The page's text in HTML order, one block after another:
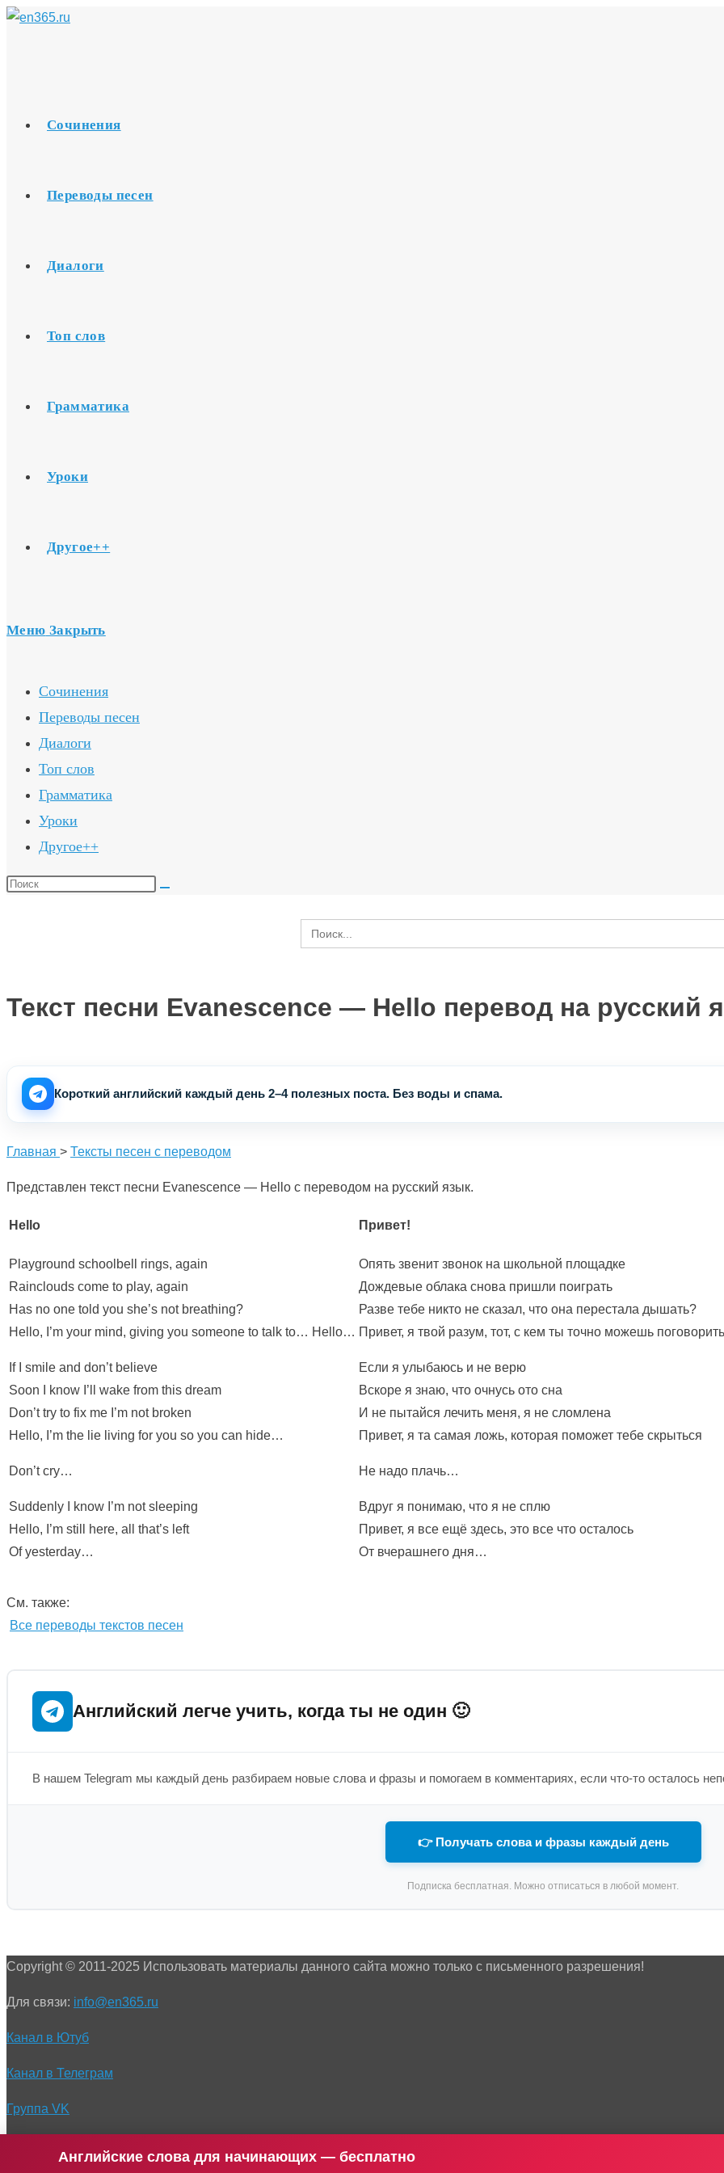
Перейти
Сочинения
Переводы песен
Диалоги
Топ слов
Грамматика
Уроки
Другое++
Меню Закрыть
Сочинения
Переводы песен
Диалоги
Топ слов
Грамматика
Уроки
Другое++
Поиск
Search
for:
Текст песни Evanescence — Hello перевод на русский
Короткий английский каждый день 2–4 полезных поста. Без воды и спама.
Главная > Тексты песен с переводом
Представлен текст песни Evanescence — Hello с переводом на русский язык.
Hello Привет!
Playground schoolbell rings, again
Rainclouds come to play, again
Has no one told you she’s not breathing?
Hello, I’m your mind, giving you someone to talk to… Hello…
If I smile and don’t believe
Soon I know I’ll wake from this dream
Don’t try to fix me I’m not broken
Hello, I’m the lie living for you so you can hide…
Don’t cry…
Suddenly I know I’m not sleeping
Hello, I’m still here, all that’s left
Of yesterday…
Опять звенит звонок на школьной площадке
Дождевые облака снова пришли поиграть
Разве тебе никто не сказал, что она перестала дышать?
Привет, я твой разум, тот, с кем ты точно можешь
Если я улыбаюсь и не верю
Вскоре я знаю, что очнусь ото сна
И не пытайся лечить меня, я не сломлена
Привет, я та самая ложь, которая поможет тебе скрыться
Не надо плачь…
Вдруг я понимаю, что я не сплю
Привет, я все ещё здесь, это все что осталось
От вчерашнего дня…
См. также:
Все переводы текстов песен
Английский легче учить, когда ты не один 🙂
В нашем Telegram мы каждый день разбираем новые слова и фразы и помогаем в комментариях, если что-то осталось
👉 Получать слова и фразы каждый день
Подписка бесплатная. Можно отписаться в любой момент.
Copyright © 2011-2025 Использовать материалы данного сайта можно только с письменного разрешения!
Для связи: info@en365.ru
Канал в Ютуб
Канал в Телеграм
Группа VK
Английские слова для начинающих — бесплатно